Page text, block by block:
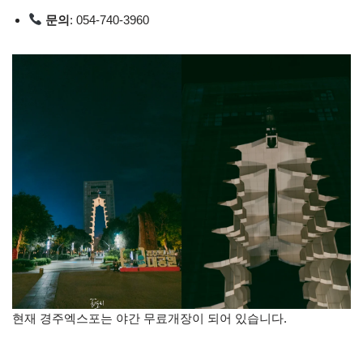
문의: 054-740-3960
현재 경주엑스포는 야간 무료개장이 되어 있습니다.